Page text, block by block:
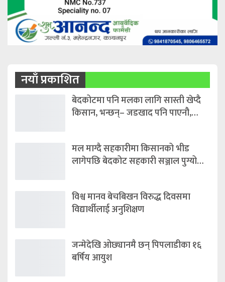
नयाँ प्रकाशित
बेदकोटमा पनि मलका लागि सास्ती खेप्दै
किसान, भन्छन्– जडखाद पनि पाएनौ,…
मल माग्दै सहकारीमा किसानको भीड
लागेपछि बेदकोट सहकारी सञ्जाल पुग्यो…
विश्व मानव बेचबिखन विरुद्ध दिवसमा
विद्यार्थीलाई अनुशिक्षण
जन्मेदेखि ओछ्यानमै छन् पिपलाडीका १६
बर्षिय आयुश